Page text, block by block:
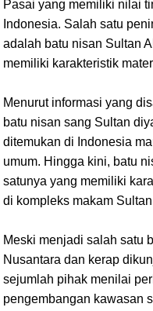
Pasai yang memiliki nilai
Indonesia. Salah satu
adalah batu nisan Sultan
memiliki karakteristik
Menurut informasi yang
batu nisan sang Sultan
ditemukan di Indonesia
umum. Hingga kini, batu
satunya yang memiliki
di kompleks makam
Meski menjadi salah satu
Nusantara dan kerap
sejumlah pihak menilai
pengembangan kawasan